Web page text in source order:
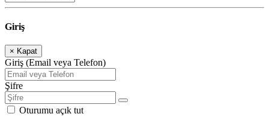
Giriş
× Kapat
Giriş (Email veya Telefon)
Şifre
Oturumu açık tut